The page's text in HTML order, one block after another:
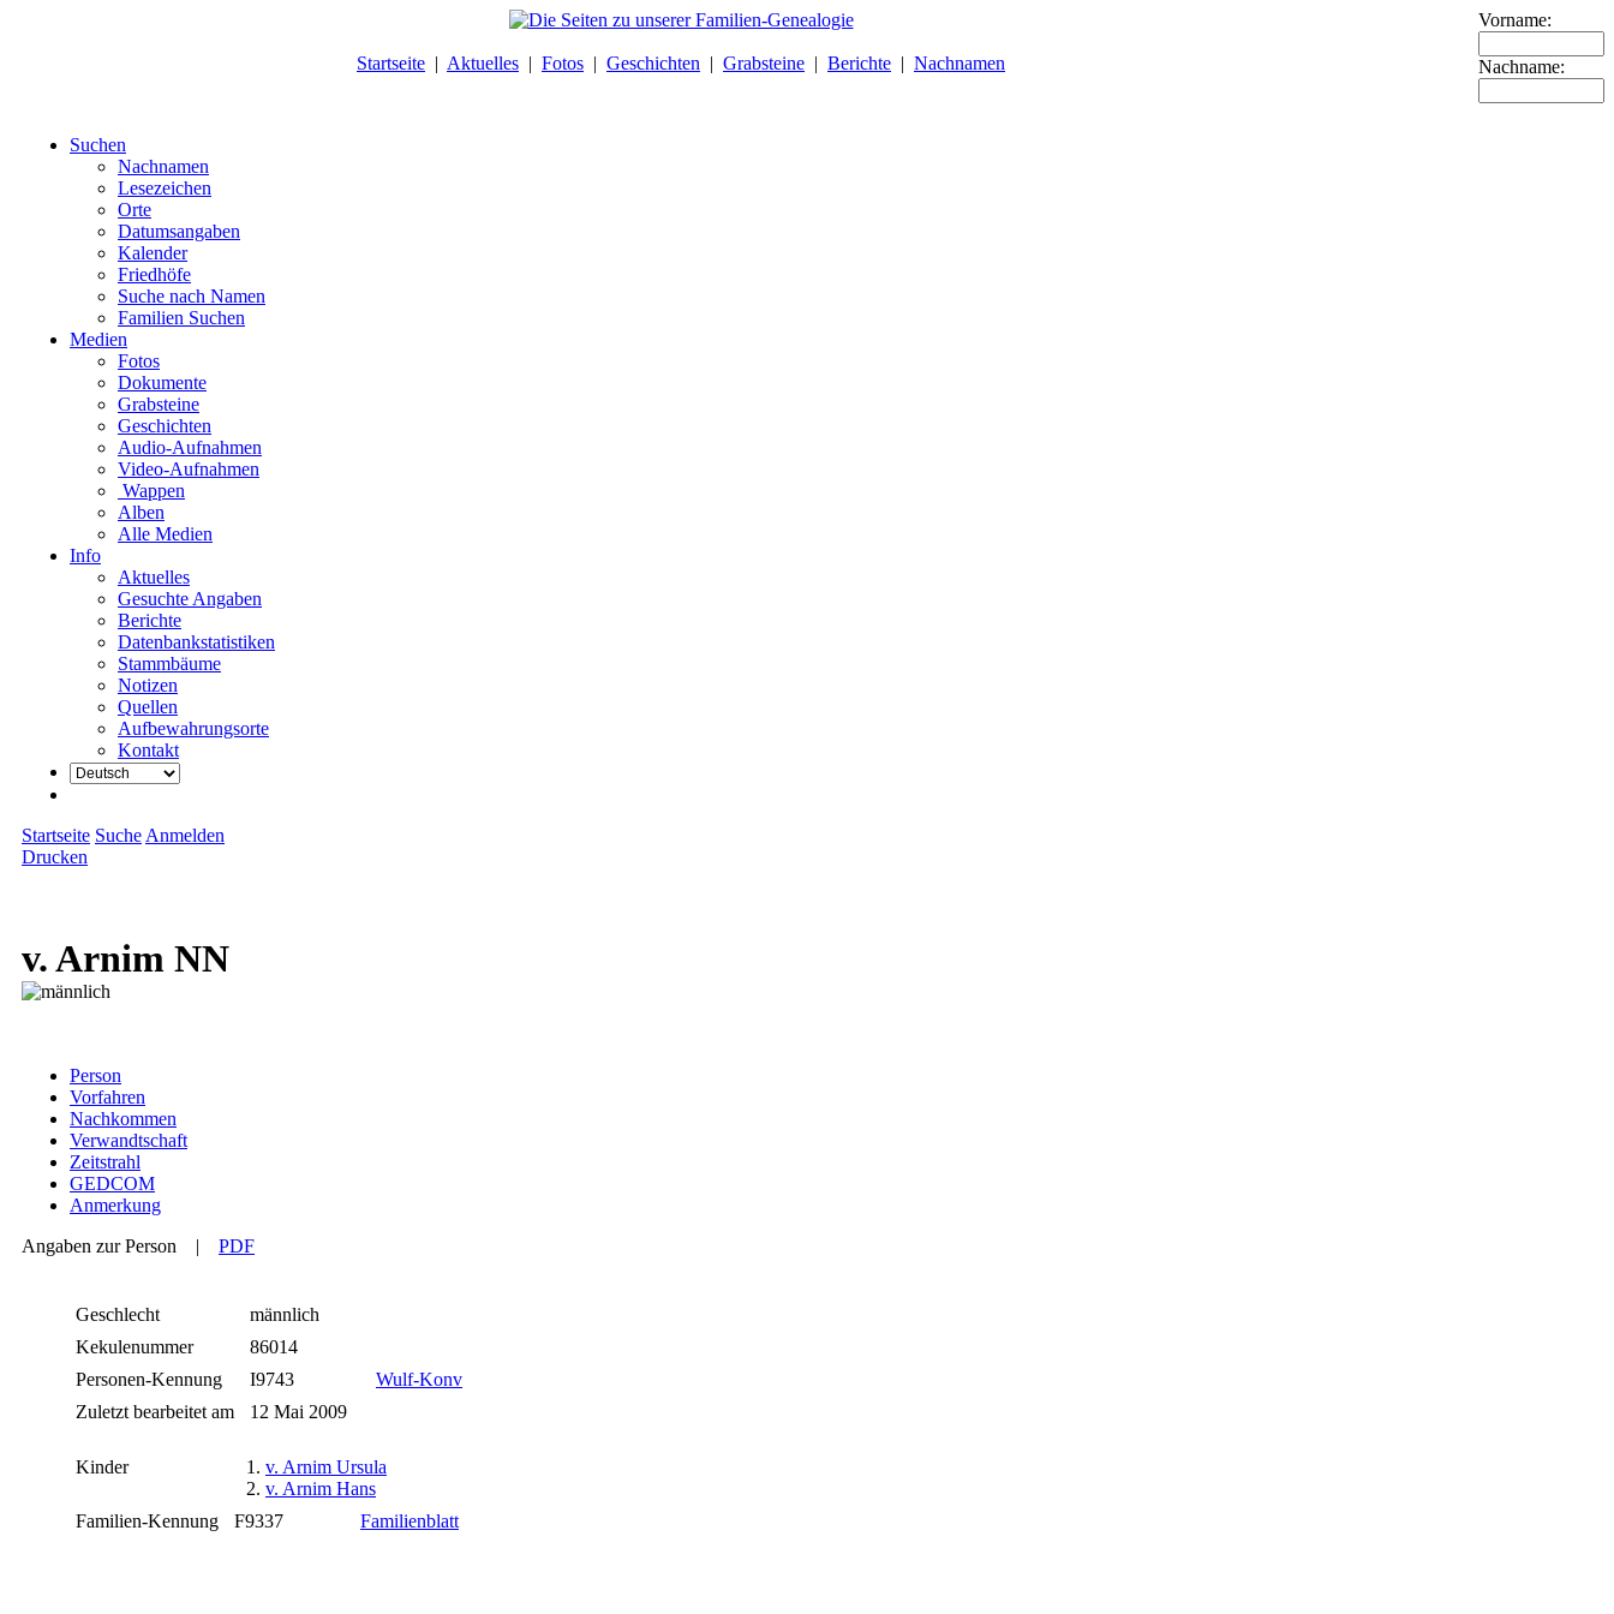
Startseite | Aktuelles | Fotos | Geschichten | Grabsteine | Berichte | Nachnamen
Vorname:
Nachname:
Suchen
Nachnamen
Lesezeichen
Orte
Datumsangaben
Kalender
Friedhöfe
Suche nach Namen
Familien Suchen
Medien
Fotos
Dokumente
Grabsteine
Geschichten
Audio-Aufnahmen
Video-Aufnahmen
Wappen
Alben
Alle Medien
Info
Aktuelles
Gesuchte Angaben
Berichte
Datenbankstatistiken
Stammbäume
Notizen
Quellen
Aufbewahrungsorte
Kontakt
Startseite Suche Anmelden
Drucken
v. Arnim NN
Person
Vorfahren
Nachkommen
Verwandtschaft
Zeitstrahl
GEDCOM
Anmerkung
Angaben zur Person | PDF
Geschlecht
männlich
Kekulenummer
86014
Personen-Kennung
I9743
Wulf-Konv
Zuletzt bearbeitet am
12 Mai 2009
Kinder 1. v. Arnim Ursula
2. v. Arnim Hans
Familien-Kennung
F9337 Familienblatt